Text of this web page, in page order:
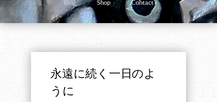
Blog Shop Contact
永遠に続く一日のよ
うに